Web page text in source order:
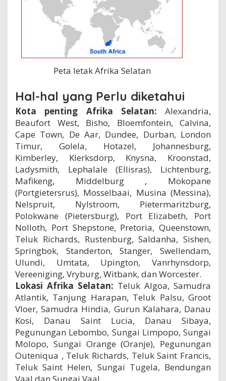
Peta letak Afrika Selatan
Hal-hal yang Perlu diketahui
Kota penting Afrika Selatan: Alexandria,
Beaufort West, Bisho, Bloemfontein, Calvina,
Cape Town, De Aar, Dundee, Durban, London
Timur, Golela, Hotazel, Johannesburg,
Kimberley, Klerksdorp, Knysna, Kroonstad,
Ladysmith, Lephalale (Ellisras), Lichtenburg,
Mafikeng, Middelburg , Mokopane
(Portgietersrus), Mosselbaai, Musina (Messina),
Nelspruit, Nylstroom, Pietermaritzburg,
Polokwane (Pietersburg), Port Elizabeth, Port
Nolloth, Port Shepstone, Pretoria, Queenstown,
Teluk Richards, Rustenburg, Saldanha, Sishen,
Springbok, Standerton, Stanger, Swellendam,
Ulundi, Umtata, Upington, Vanrhynsdorp,
Vereeniging, Vryburg, Witbank, dan Worcester.
Lokasi Afrika Selatan: Teluk Algoa, Samudra
Atlantik, Tanjung Harapan, Teluk Palsu, Groot
Vloer, Samudra Hindia, Gurun Kalahara, Danau
Kosi, Danau Saint Lucia, Danau Sibaya,
Pegunungan Lebombo, Sungai Limpopo, Sungai
Molopo, Sungai Orange (Oranje), Pegunungan
Outeniqua , Teluk Richards, Teluk Saint Francis,
Teluk Saint Helen, Sungai Tugela, Bendungan
Vaal dan Sungai Vaal.